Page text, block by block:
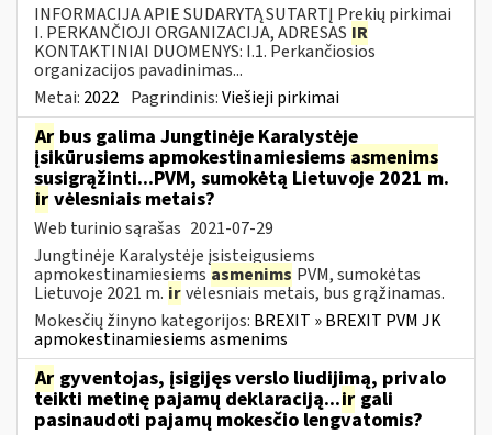
INFORMACIJA APIE SUDARYTĄ SUTARTĮ Prekių pirkimai
I. PERKANČIOJI ORGANIZACIJA, ADRESAS IR
KONTAKTINIAI DUOMENYS: I.1. Perkančiosios
organizacijos pavadinimas...
Metai: 2022 Pagrindinis:Viešieji pirkimai
Ar bus galima Jungtinėje Karalystėje
įsikūrusiems apmokestinamiesiems asmenims
susigrąžinti...PVM, sumokėtą Lietuvoje 2021 m.
ir vėlesniais metais?
Web turinio sąrašas 2021-07-29
Jungtinėje Karalystėje įsisteigusiems
apmokestinamiesiems asmenims PVM, sumokėtas
Lietuvoje 2021 m. irvėlesniais metais, bus grąžinamas.
Mokesčių žinyno kategorijos: BREXIT » BREXIT PVM JK
apmokestinamiesiems asmenims
Ar gyventojas, įsigijęs verslo liudijimą, privalo
teikti metinę pajamų deklaraciją...ir gali
pasinaudoti pajamų mokesčio lengvatomis?